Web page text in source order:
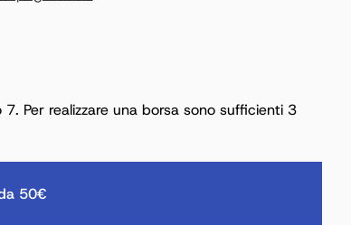
Per realizzare una borsa sono sufficienti 3
50€